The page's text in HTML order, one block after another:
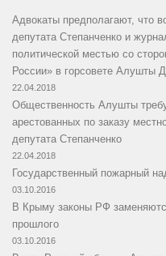
Адвокаты предполагают, что
депутата Степанченко и
политической местью со
России» в горсовете Алушты
22.04.2018
Общественность Алушты
арестованных по заказу
депутата Степанченко
22.04.2018
Государственный пожарный
03.10.2016
В Крыму законы РФ
прошлого
03.10.2016